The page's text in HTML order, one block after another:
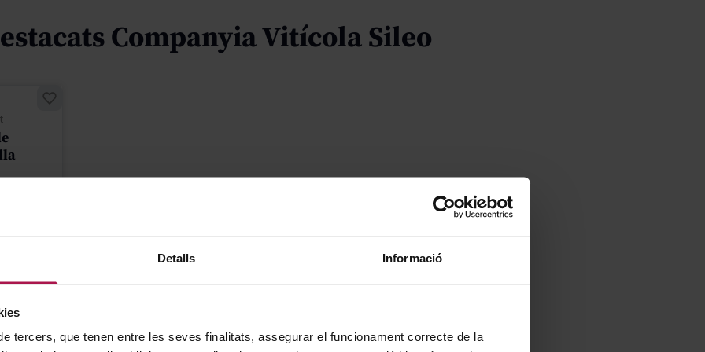
Detalls Informació
tercers, que tenen entre les seves finalitats, assegurar el funcionament correcte de la
Companyia Vitícola Sileo
Price